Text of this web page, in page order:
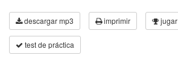
descargar mp3 imprimir jugar
test de práctica